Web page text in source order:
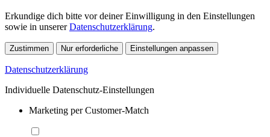
Erkundige dich bitte vor deiner Einwilligung in den Einstellungen
sowie in unsererDatenschutzerklärung.
Zustimmen Nur erforderliche Einstellungen anpassen
Datenschutzerklärung
Individuelle Datenschutz-Einstellungen
Marketing per Customer-Match